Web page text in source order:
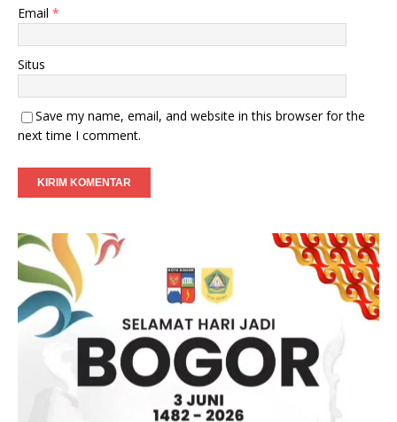
Email *
Situs
Save my name, email, and website in this browser for the
next time I comment.